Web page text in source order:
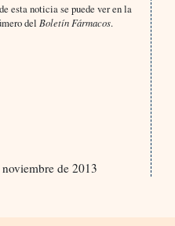
esta noticia se puede ver en la
del Boletín Fármacos.
de 2013